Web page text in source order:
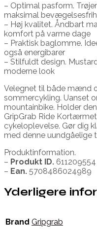
– Optimal pasform.
maksimal
– Høj kvalitet. Åndbart
komfort på varme dage
– Praktisk baglomme.
også energibarer
– Stilfuldt design.
moderne look
Velegnet til både mænd
sommercykling. Uanset
mountainbike. Holder
GripGrab Ride
cykeloplevelse. Gør dig
med denne uundgåelige
Produktinformation.
– Produkt ID. 611209554
– Ean. 5708486024989
Yderligere
Brand Gripgrab